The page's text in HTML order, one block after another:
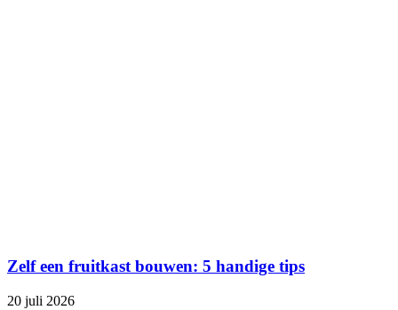
Zelf een fruitkast bouwen: 5 handige tips
20 juli 2026